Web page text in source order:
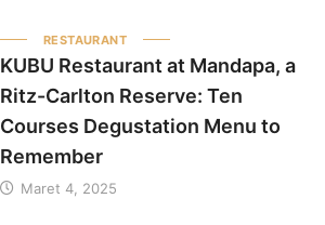
RESTAURANT
KUBU Restaurant at Mandapa, a
Ritz-Carlton Reserve: Ten
Courses Degustation Menu to
Remember
Maret 4, 2025